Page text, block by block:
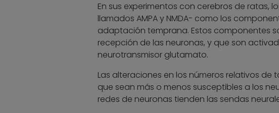
En sus experimentos con cerebros de ratas,
llamados AMPA y NMDA- como los
adaptación temprana. Estos componentes
recepción de las neuronas, y que son
neurotransmisor glutamato.
Las alteraciones en los números relativos de
que sean más o menos susceptibles a los
redes de neuronas tienden las sendas